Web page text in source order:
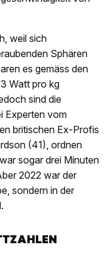
weil sich
Sphären
es gemäss den
Watt pro kg
sind die
Experten vom
britischen Ex-Profis
(41), ordnen
sogar drei Minuten
2022 war der
sondern in der